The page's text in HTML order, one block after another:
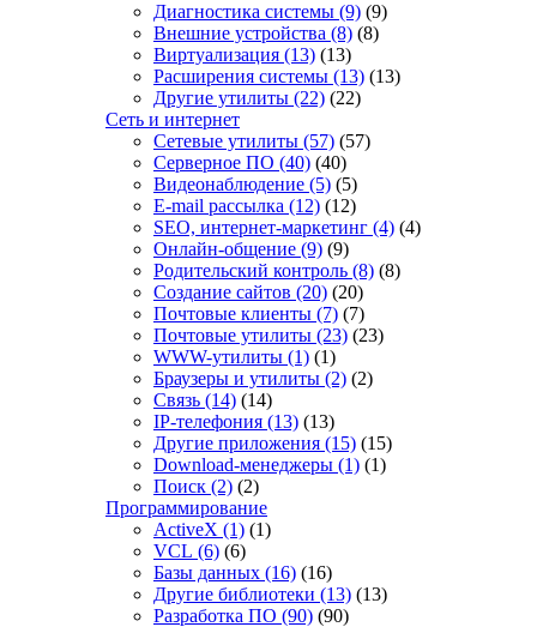
Диагностика системы (9) (9)
Внешние устройства (8) (8)
Виртуализация (13) (13)
Расширения системы (13) (13)
Другие утилиты (22) (22)
Сеть и интернет
Сетевые утилиты (57) (57)
Серверное ПО (40) (40)
Видеонаблюдение (5) (5)
E-mail рассылка (12) (12)
SEO, интернет-маркетинг (4) (4)
Онлайн-общение (9) (9)
Родительский контроль (8) (8)
Создание сайтов (20) (20)
Почтовые клиенты (7) (7)
Почтовые утилиты (23) (23)
WWW-утилиты (1) (1)
Браузеры и утилиты (2) (2)
Связь (14) (14)
IP-телефония (13) (13)
Другие приложения (15) (15)
Download-менеджеры (1) (1)
Поиск (2) (2)
Программирование
ActiveX (1) (1)
VCL (6) (6)
Базы данных (16) (16)
Другие библиотеки (13) (13)
Разработка ПО (90) (90)